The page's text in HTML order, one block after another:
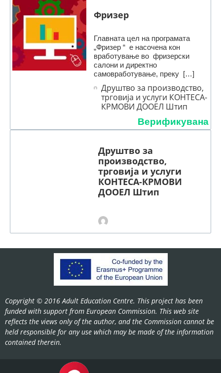
Фризер
Главната цел на програмата
„Фризер “ е насочена кон
вработување во фризерски
салони и директно
самовработување, преку […]
Друштво за производство,
трговија и услуги КОНТЕСА-
КРМОВИ ДООЕЛ Штип
Верификувана
Друштво за
производство,
трговија и услуги
КОНТЕСА-КРМОВИ
ДООЕЛ Штип
Copyright © 2016 Adult Education Centre. This project has been
funded with support from European Commission. This web site
reflects the views only of the author, and the Commission cannot be
held responsible for any use which may be made of the information
contained therein.